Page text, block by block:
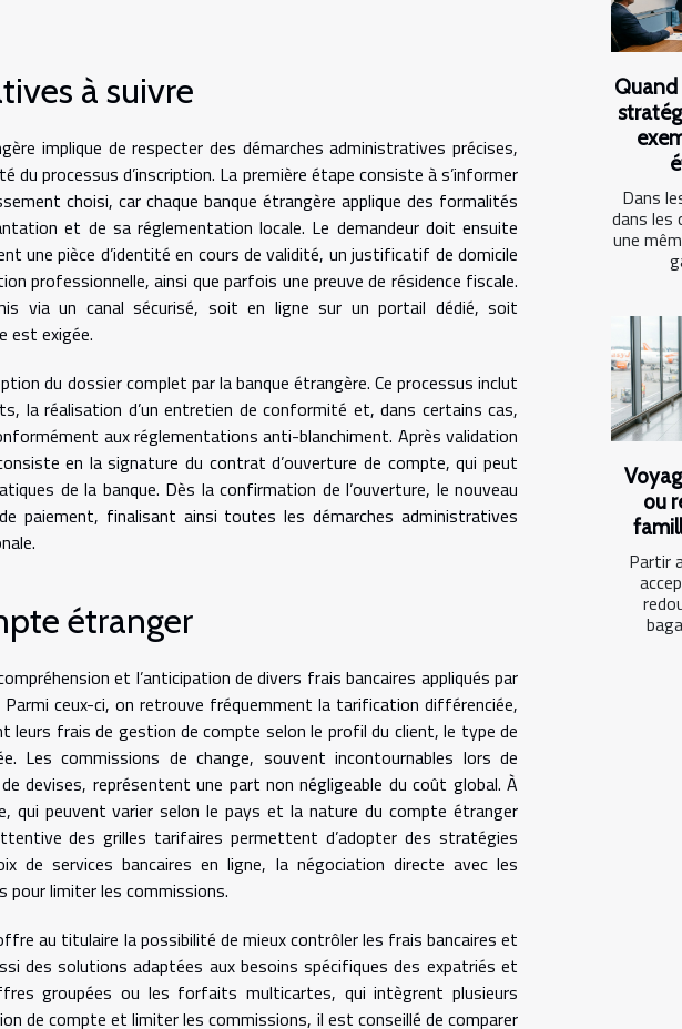
à suivre
implique de respecter des démarches administratives précises,
processus d’inscription. La première étape consiste à s’informer
choisi, car chaque banque étrangère applique des formalités
et de sa réglementation locale. Le demandeur doit ensuite
une pièce d’identité en cours de validité, un justificatif de domicile
professionnelle, ainsi que parfois une preuve de résidence fiscale.
via un canal sécurisé, soit en ligne sur un portail dédié, soit
est exigée.
du dossier complet par la banque étrangère. Ce processus inclut
la réalisation d’un entretien de conformité et, dans certains cas,
aux réglementations anti-blanchiment. Après validation
en la signature du contrat d’ouverture de compte, qui peut
de la banque. Dès la confirmation de l’ouverture, le nouveau
paiement, finalisant ainsi toutes les démarches administratives
étranger
et l’anticipation de divers frais bancaires appliqués par
ceux-ci, on retrouve fréquemment la tarification différenciée,
leurs frais de gestion de compte selon le profil du client, le type de
Les commissions de change, souvent incontournables lors de
devises, représentent une part non négligeable du coût global. À
qui peuvent varier selon le pays et la nature du compte étranger
des grilles tarifaires permettent d’adopter des stratégies
de services bancaires en ligne, la négociation directe avec les
pour limiter les commissions.
au titulaire la possibilité de mieux contrôler les frais bancaires et
des solutions adaptées aux besoins spécifiques des expatriés et
groupées ou les forfaits multicartes, qui intègrent plusieurs
de compte et limiter les commissions, il est conseillé de comparer
Quand
Dans
dans les
une
ou
Partir